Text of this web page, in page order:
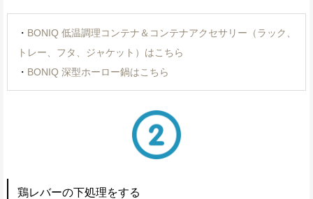
・ BONIQ 低温調理コンテナ＆コンテナアクセサリー（ラック、
トレー、フタ、ジャケット）はこちら
・ BONIQ 深型ホーロー鍋はこちら
鶏レバーの下処理をする